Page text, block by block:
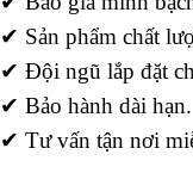
✔ Sản phẩm chất
✔ Đội ngũ lắp đặt
✔ Bảo hành dài hạn.
✔ Tư vấn tận nơi